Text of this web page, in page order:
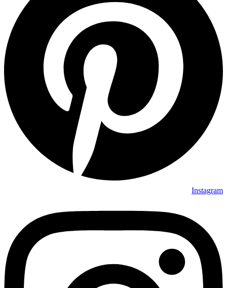
Instagram